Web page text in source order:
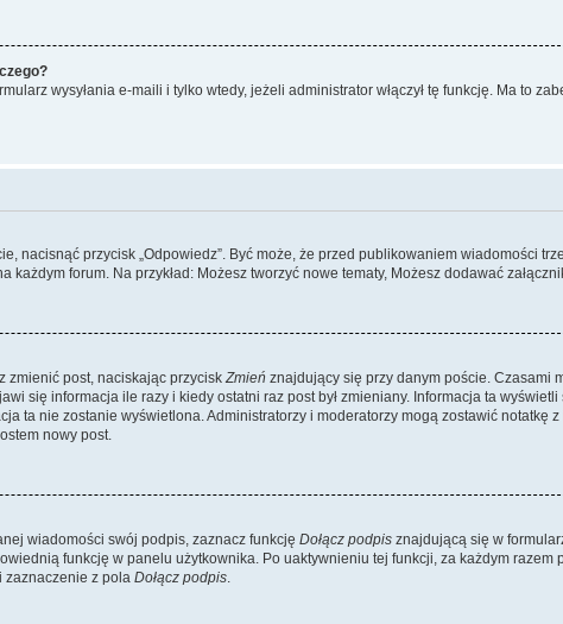
wysyłania e-maili i tylko wtedy, jeżeli administrator włączył tę funkcję. Ma to
nacisnąć przycisk „Odpowiedz”. Być może, że przed publikowaniem wiadomości
forum. Na przykład: Możesz tworzyć nowe tematy, Możesz dodawać
zmienić post, naciskając przyciskZmień znajdujący się przy danym poście. Czasami
się informacja ile razy i kiedy ostatni raz post był zmieniany. Informacja ta wyświetli
ta nie zostanie wyświetlona. Administratorzy i moderatorzy mogą zostawić notatkę
nowy post.
wiadomości swój podpis, zaznacz funkcję Dołącz podpis znajdującą się w
funkcję w panelu użytkownika. Po uaktywnieniu tej funkcji, za każdym razem
zaznaczenie z pola Dołącz podpis.